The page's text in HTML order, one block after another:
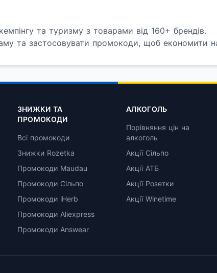
та туризму з товарами від 160+ брендів.
та застосовувати промокоди, щоб економити
ЗНИЖКИ ТА
ПРОМОКОДИ
Всі промокоди
Знижки Rozetka
Промокоди Maudau
Промокоди Сільпо
Промокоди iHerb
Промокоди Aliexpress
Промокоди Answear
АЛКОГОЛЬ
Порівняння цін на
алкоголь
Акції Сільпо
Акції АТБ
Акції Розетки
Акції Winetime